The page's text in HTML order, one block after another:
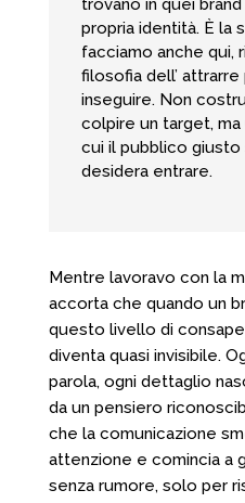
trovano in quei
propria identità. È la
facciamo anche qui,
filosofia dell’
inseguire. Non
colpire un target, ma
cui il pubblico
desidera entrare.
Mentre lavoravo con la
accorta che quando un
questo livello di
diventa quasi invisibile.
parola, ogni dettaglio
da un pensiero
che la comunicazione
attenzione e comincia a
senza rumore, solo per